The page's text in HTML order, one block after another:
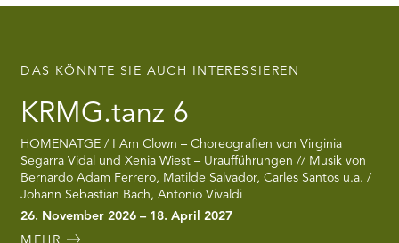
DAS KÖNNTE SIE AUCH INTERESSIEREN
KRMG.tanz 6
HOMENATGE / I Am Clown – Choreografien von Virginia
Segarra Vidal und Xenia Wiest – Uraufführungen // Musik von
Bernardo Adam Ferrero, Matilde Salvador, Carles Santos u.a. /
Johann Sebastian Bach, Antonio Vivaldi
26. November 2026 – 18. April 2027